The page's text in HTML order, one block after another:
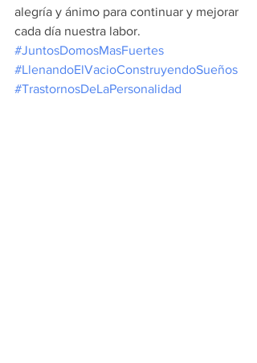
alegría y ánimo para continuar y mejorar
cada día nuestra labor.
#JuntosDomosMasFuertes
#LlenandoElVacioConstruyendoSueños
#TrastornosDeLaPersonalidad